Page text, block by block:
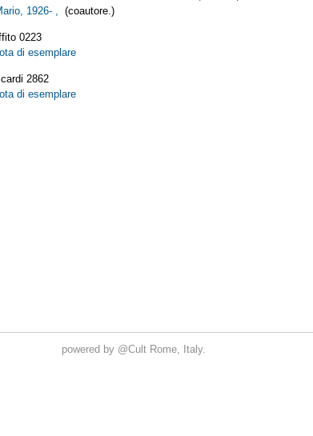
powered by @Cult Rome, Italy.